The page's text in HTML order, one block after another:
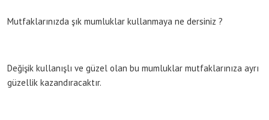
Mutfaklarınızda şık mumluklar kullanmaya ne dersiniz ?
Değişik kullanışlı ve güzel olan bu mumluklar mutfaklarınıza ayrı
güzellik kazandıracaktır.